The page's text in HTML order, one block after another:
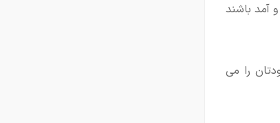
آمد باشند
را می